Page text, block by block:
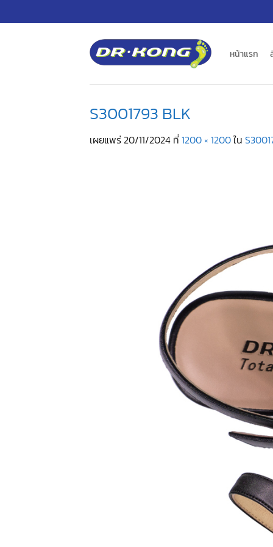
ไป
หน้าแรก
S3001793 BLK
เผยแพร่20/11/2024 ที่ 1200 × 1200ใน